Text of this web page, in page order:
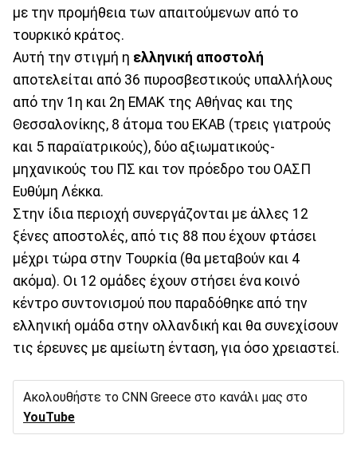
με την προμήθεια των απαιτούμενων από το
τουρκικό κράτος.
Αυτή την στιγμή η ελληνική αποστολή
αποτελείται από 36 πυροσβεστικούς υπαλλήλους
από την 1η και 2η ΕΜΑΚ της Αθήνας και της
Θεσσαλονίκης, 8 άτομα του ΕΚΑΒ (τρεις γιατρούς
και 5 παραϊατρικούς), δύο αξιωματικούς-
μηχανικούς του ΠΣ και τον πρόεδρο του ΟΑΣΠ
Ευθύμη Λέκκα.
Στην ίδια περιοχή συνεργάζονται με άλλες 12
ξένες αποστολές, από τις 88 που έχουν φτάσει
μέχρι τώρα στην Τουρκία (θα μεταβούν και 4
ακόμα). Οι 12 ομάδες έχουν στήσει ένα κοινό
κέντρο συντονισμού που παραδόθηκε από την
ελληνική ομάδα στην ολλανδική και θα συνεχίσουν
τις έρευνες με αμείωτη ένταση, για όσο χρειαστεί.
Ακολουθήστε το CNN Greece στο κανάλι μας στο
YouTube